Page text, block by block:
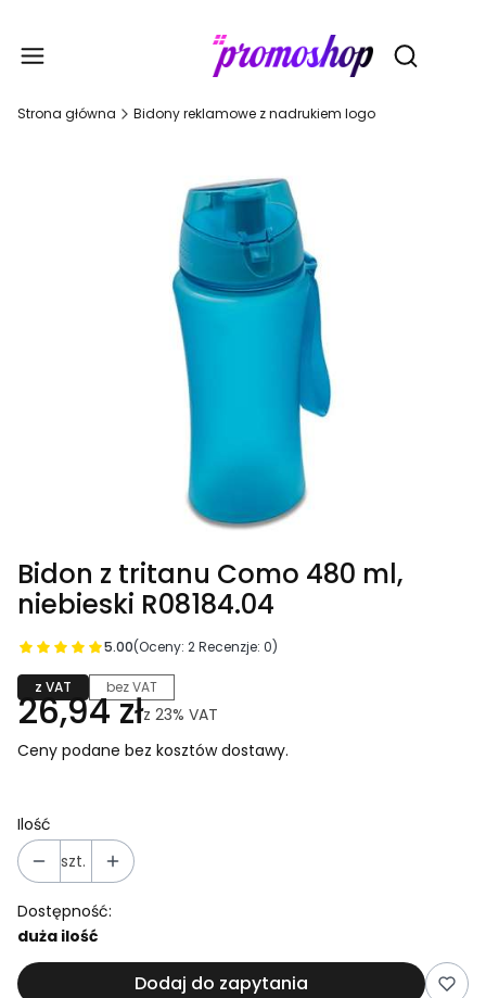
Otwórz
Strona główna Bidony reklamowe z nadrukiem logo
Bidon z tritanu Como 480 ml,
niebieski R08184.04
5.00(Oceny: 2 Recenzje: 0)
z VAT bez VAT
26,94 złz 23% VAT
Ceny podane bez kosztów dostawy.
Ilość
szt.
Dostępność:
duża ilość
Dodaj do zapytania